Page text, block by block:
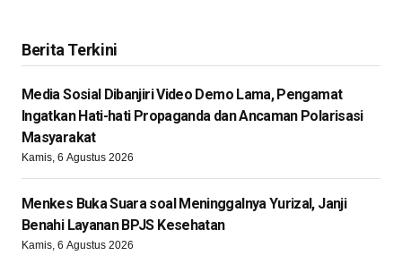
Berita Terkini
Media Sosial Dibanjiri Video Demo Lama, Pengamat
Ingatkan Hati-hati Propaganda dan Ancaman Polarisasi
Masyarakat
Kamis, 6 Agustus 2026
Menkes Buka Suara soal Meninggalnya Yurizal, Janji
Benahi Layanan BPJS Kesehatan
Kamis, 6 Agustus 2026